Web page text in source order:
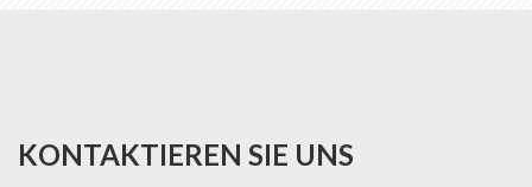
KONTAKTIEREN SIE UNS